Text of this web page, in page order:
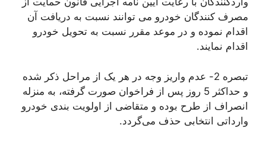
مصرف کنندگان خودرو می توانند نسبت به دریافت آن
اقدام نموده و در موعد مقرر نسبت به تحویل خودرو
اقدام نمایند.
تبصره 2- عدم واریز وجه در هر یک از مراحل ذکر شده
و حداکثر 5 روز پس از فراخوان صورت گرفته، به منزله
انصراف از طرح بوده و متقاضی از اولویت بندی خودرو
وارداتی انتخابی حذف می‌گردد.